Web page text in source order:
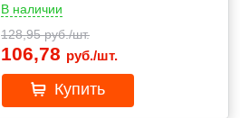
В наличии
128,95руб./шт.
106,78 руб./шт.
Купить